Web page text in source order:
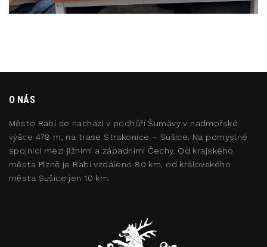
O NÁS
Město Rabí se nachází v podhůří Šumavy v nadmořské
výšce 478 m, na trase Strakonice – Sušice. Na pomyslné
spojnici mezi jižními a západními Čechy. Od krajského
města Plzně je Rabí vzdáleno 80 km, od královského
města Sušice jen 10 km.